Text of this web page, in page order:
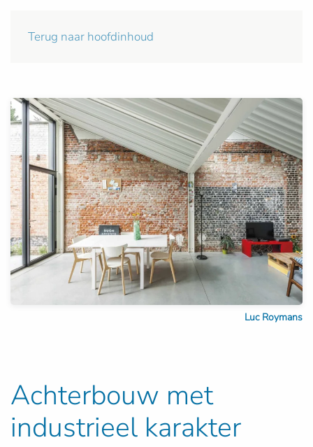
Terug naar hoofdinhoud
Luc Roymans
Achterbouw met
industrieel karakter